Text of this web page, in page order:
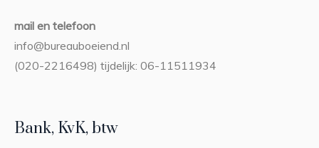
mail en telefoon
info@bureauboeiend.nl
(020-2216498) tijdelijk: 06-11511934
Bank, KvK, btw